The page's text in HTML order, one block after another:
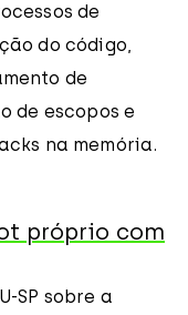
de
do código,
de
de escopos e
na memória.
próprio com
SP sobre a